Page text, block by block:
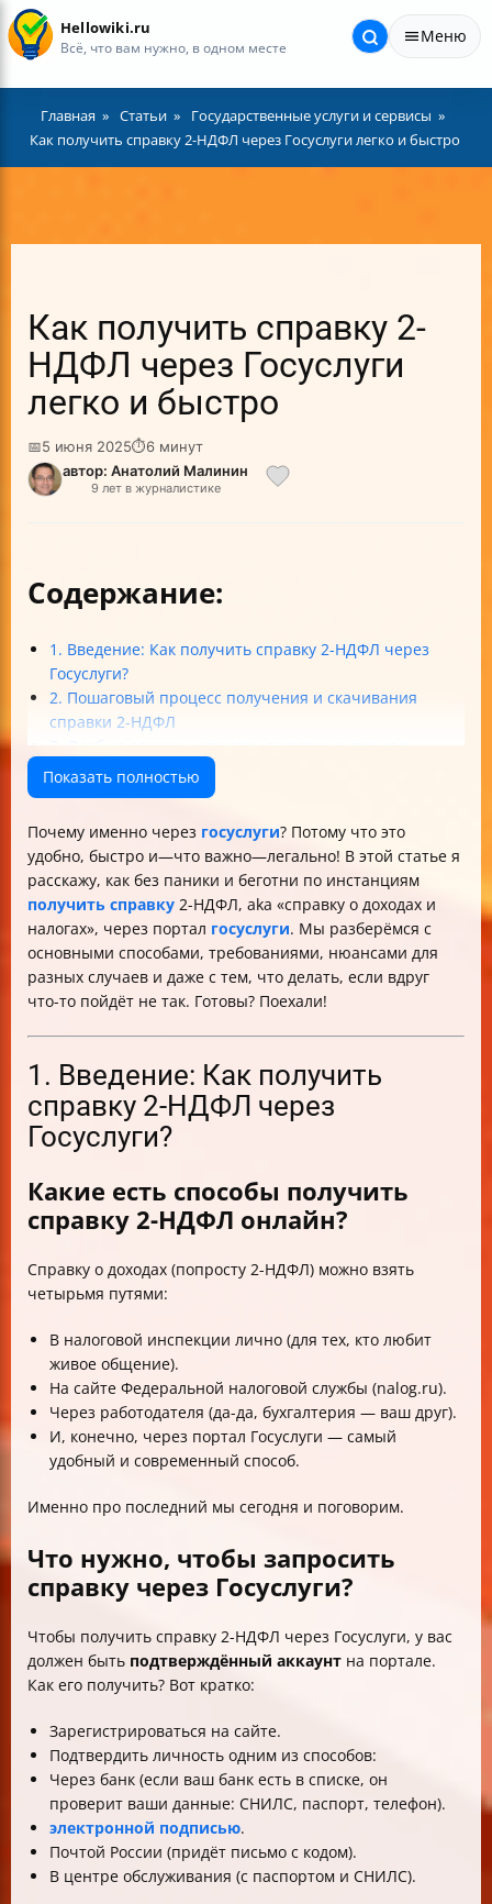
Hellowiki.ru
Всё, что вам нужно, в одном месте
Меню
Главная Статьи
Государственные услуги и сервисы
Как получить справку 2-НДФЛ через Госуслуги легко и быстро
Как получить справку 2-
НДФЛ через Госуслуги
легко и быстро
📅5 июня 2025⏱6 минут
автор: Анатолий Малинин
9 лет в журналистике
Содержание:
1. Введение: Как получить справку 2-НДФЛ через
Госуслуги?
2. Пошаговый процесс получения и скачивания
справки 2-НДФЛ
4. Законность и безопасность электронной справки 2-
НДФЛ
рекомендации
Итоговая табличка: Сравнение способов получения
справки 2-НДФЛ
Заключение
Показать полностью
Почему именно через госуслуги? Потому что это
удобно, быстро и—что важно—легально! В этой статье я
расскажу, как без паники и беготни по инстанциям
получить справку 2-НДФЛ, aka «справку о доходах и
налогах», через портал госуслуги. Мы разберёмся с
основными способами, требованиями, нюансами для
разных случаев и даже с тем, что делать, если вдруг
что-то пойдёт не так. Готовы? Поехали!
1. Введение: Как получить
справку 2-НДФЛ через
Госуслуги?
Какие есть способы получить
справку 2-НДФЛ онлайн?
Справку о доходах (попросту 2-НДФЛ) можно взять
четырьмя путями:
В налоговой инспекции лично (для тех, кто любит
живое общение).
На сайте Федеральной налоговой службы (nalog.ru).
Через работодателя (да-да, бухгалтерия — ваш друг).
И, конечно, через портал Госуслуги — самый
удобный и современный способ.
Именно про последний мы сегодня и поговорим.
Что нужно, чтобы запросить
справку через Госуслуги?
Чтобы получить справку 2-НДФЛ через Госуслуги, у вас
должен быть подтверждённый аккаунт на портале.
Как его получить? Вот кратко:
Зарегистрироваться на сайте.
Подтвердить личность одним из способов:
Через банк (если ваш банк есть в списке, он
проверит ваши данные: СНИЛС, паспорт, телефон).
электронной подписью.
Почтой России (придёт письмо с кодом).
В центре обслуживания (с паспортом и СНИЛС).